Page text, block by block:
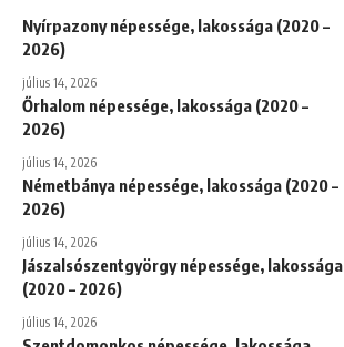
Nyírpazony népessége, lakossága (2020 –
2026)
július 14, 2026
Őrhalom népessége, lakossága (2020 –
2026)
július 14, 2026
Németbánya népessége, lakossága (2020 –
2026)
július 14, 2026
Jászalsószentgyörgy népessége, lakossága
(2020 – 2026)
július 14, 2026